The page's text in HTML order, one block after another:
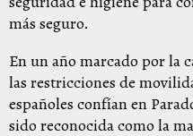
más seguro.
En un año marcado por la
las restricciones de
españoles confían en
sido reconocida como la